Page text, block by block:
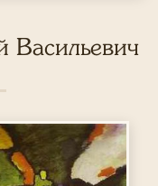
Васильевич